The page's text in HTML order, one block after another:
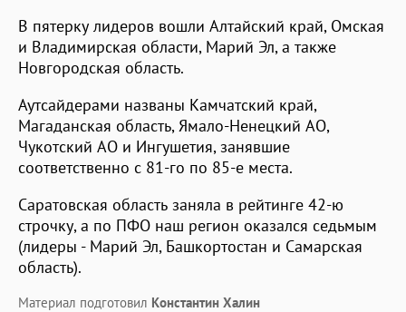
В пятерку лидеров вошли Алтайский край, Омская
и Владимирская области, Марий Эл, а также
Новгородская область.
Аутсайдерами названы Камчатский край,
Магаданская область, Ямало-Ненецкий АО,
Чукотский АО и Ингушетия, занявшие
соответственно с 81-го по 85-е места.
Саратовская область заняла в рейтинге 42-ю
строчку, а по ПФО наш регион оказался седьмым
(лидеры - Марий Эл, Башкортостан и Самарская
область).
Материал подготовил Константин Халин